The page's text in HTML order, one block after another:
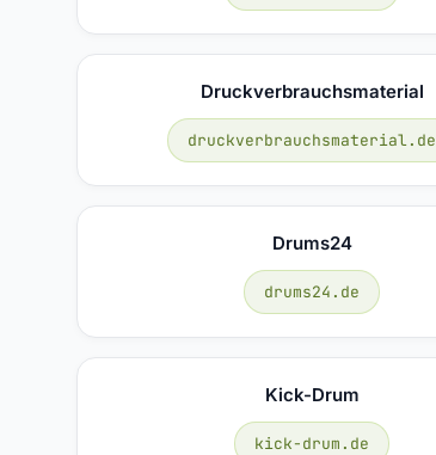
Druckverbrauchsmaterial
druckverbrauchsmaterial.de
Drums24
drums24.de
Kick-Drum
kick-drum.de